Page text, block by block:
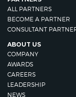
ALL PARTNERS
BECOME A PARTNER
CONSULTANT
ABOUT US
COMPANY
AWARDS
CAREERS
LEADERSHIP
NEWS